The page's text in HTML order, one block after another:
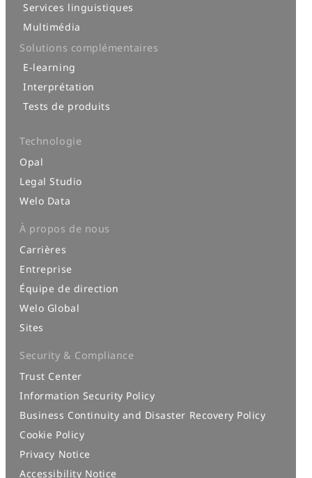
Services linguistiques
Multimédia
Solutions complémentaires
E-learning
Interprétation
Tests de produits
Technologie
Opal
Legal Studio
Welo Data
À propos de nous
Carrières
Entreprise
Équipe de direction
Welo Global
Sites
Security & Compliance
Trust Center
Information Security Policy
Business Continuity and Disaster Recovery Policy
Cookie Policy
Privacy Notice
Accessibility Notice